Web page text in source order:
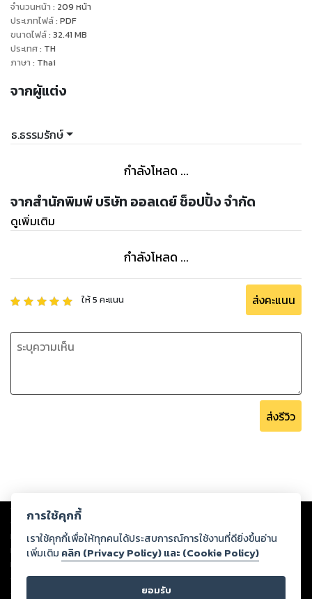
นึกถึงพระคุณของพ่อแม่ ซึ่งเป็นพระอรหันต์ในชีวิตปัจจุบันของเรา
ไม่ว่าท่านจะมีชีวิตอยู่หรือไม่ก็ตามและอันดับสุดท้ายให้นึกถึงคุณ
งามความดี และบุญกุศลที่เราเคยทำมาทั้งหมดเท่าที่นึกได้ หรือ
กล่าวโดยรวมก็ได้ เพื่อขอให้บุญกุศลนั้นส่งพลังบุญมาช่วยเราใน
ท่านก็ได้มีเมตตาต่อ โดยได้สอนให้ผมรู้จักในเรื่องของการเชื่อม
เรียกว่า เป็นการเรียนรู้ที่ยิ่งใหญ่ที่สุดและมีค่าที่สุดมากกว่าการ
เรียนรู้ในทางใดทั้งสิ้นจากทางโลกเป็นการเรียนรู้ทั้งสองด้าน เรียน
รู้ทั้งการทำาบุญเพิ่มบุญบารมีหรือกรรมดี และลดกรรมชั่วที่เคย
ทำาให้อยู่กับปัจจุบันได้อย่างมีความสุขเป็นอีกครั้งที่ผมขออนุญาต
ต่อครูบาอาจารย์ที่เคารพของผม และตั้งสัตยาธิษฐานว่า เมื่อผมได้
มีชีวิตใหม่ที่มีความสุขและอยู่ในพลังแห่งบุญ และรู้เท่าทันกรรม
แล้ว ผมจะขอนำาวิชาความรู้เหล่านี้ออกมาเผยแพร่ให้ผู้อ่านและผู้มี
จะพาทุกท่านไปพบทางสว่างนี้ได้ ก็เพื่อให้ทุกท่านนั้นมีความสุขสม
หวังในชีวิต และไม่ต้องทนทุกข์ทรมานในเรื่องของวิบากกรรมอีก
ต่อไปอยู่ด้วยพลังแห่งบุญ อยู่อย่างมีสติ มีความสุขความเจริญ
สมหวังในสิ่งที่ปรารถนา และร่วมกระทำาความดีต่อตนเองและคน
รอบข้างต่อไป
จำนวนหน้า : 209 หน้า
ประเภทไฟล์: PDF
ขนาดไฟล์: 32.41 MB
ประเทศ: TH
ภาษา : Thai
จากผู้แต่ง
ธ.ธรรมรักษ์
กำลังโหลด ...
จากสำนักพิมพ์ บริษัท ออลเดย์ ช็อปปิ้ง จำกัด
ดูเพิ่มเติม
กำลังโหลด ...
ให้5 คะแนน ส่งคะแนน
ส่งรีวิว
Copyright © 2026
ต่อผลงานหรือเนื้อหาใดที่อัปโหลดผ่านเว็บไซต์และปรากฏว่าละเมิดสิทธิใน
ทรัพย์สินทางปัญญาของบุคคลอื่นหรือขัดต่อกฎหมายและศีลธรรม ดังนั้น ผู้อ่าน
ทุกท่านโปรดใช้วิจารณญาณในการกลั่นกรองด้วยตนเอง และหากท่านพบว่าส่วน
หนึ่งส่วนใดขัดต่อกฎหมายและศีลธรรม กรุณาแจ้งมายังบริษัท เพื่อทีมงานจะได้
ดำเนินการในทันที ทั้งนี้ ทางสตอรี่ล็อกขอสงวนลิขสิทธิ์ตามพระราชบัญญัติ
ลิขสิทธิ์ พ.ศ. 2537 (ฉบับล่าสุด)
การใช้คุกกี้
เราใช้คุกกี้เพื่อให้ทุกคนได้ประสบการณ์การใช้งานที่ดียิ่งขึ้นอ่าน
เพิ่มเติม คลิก (Privacy Policy) และ (Cookie Policy)
ยอมรับ